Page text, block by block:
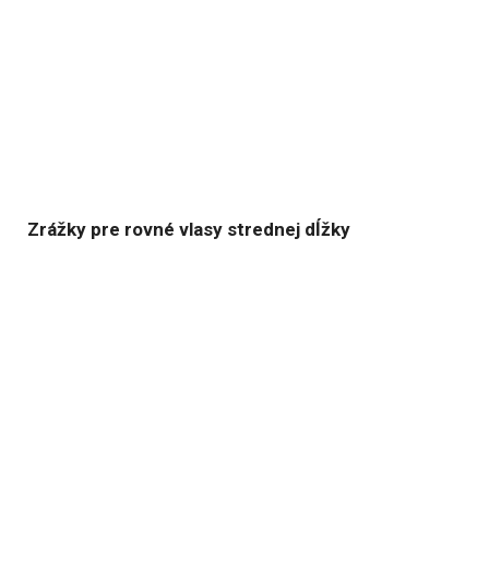
Zrážky pre rovné vlasy strednej dĺžky